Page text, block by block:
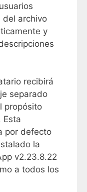
del archivo
y
recibirá
separado
propósito
Esta
por defecto
la
v2.23.8.22
a todos los